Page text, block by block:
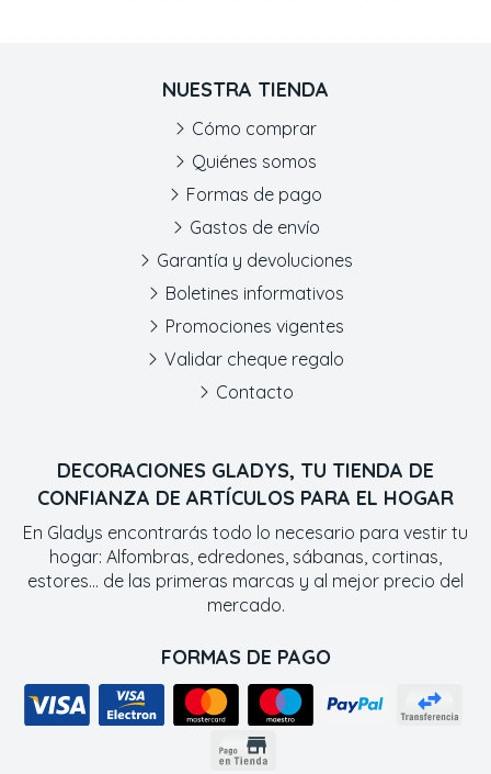
DECORACIONES GLADYS, TU TIENDA DE
CONFIANZA DE ARTÍCULOS PARA EL HOGAR
En Gladys encontrarás todo lo necesario para vestir tu
hogar: Alfombras, edredones, sábanas, cortinas,
estores... de las primeras marcas y al mejor precio del
mercado.
FORMAS DE PAGO
NUESTRA TIENDA
Cómo comprar
Quiénes somos
Formas de pago
Gastos de envío
Garantía y devoluciones
Boletines informativos
Promociones vigentes
Validar cheque regalo
Contacto